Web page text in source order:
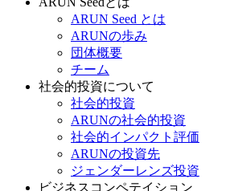
ARUN Seed とは
ARUNの歩み
団体概要
チーム
社会的投資について
社会的投資
ARUNの社会的投資
社会的インパクト評価
ARUNの投資先
ジェンダーレンズ投資
ビジネスコンペテイション